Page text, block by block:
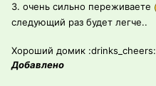
3. очень сильно переживаете
следующий раз будет легче..
Хороший домик :drinks_cheers:
Добавлено